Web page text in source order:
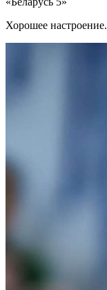
Хорошее настроение.